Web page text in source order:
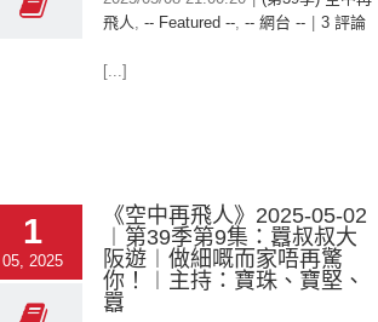
飛人, -- Featured --, -- 網台 -- 3 評論
[...]
1
05, 2025
《空中再飛人》2025-05-02
︱第39季第9集：囂叔叔大
阪遊︱做細嘅而家唔再驚
你！︱主持：寶珠、寶堅、
囂